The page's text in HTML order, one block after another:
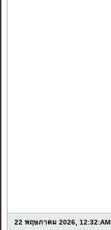
22 พฤษภาคม 2026, 12:32:AM